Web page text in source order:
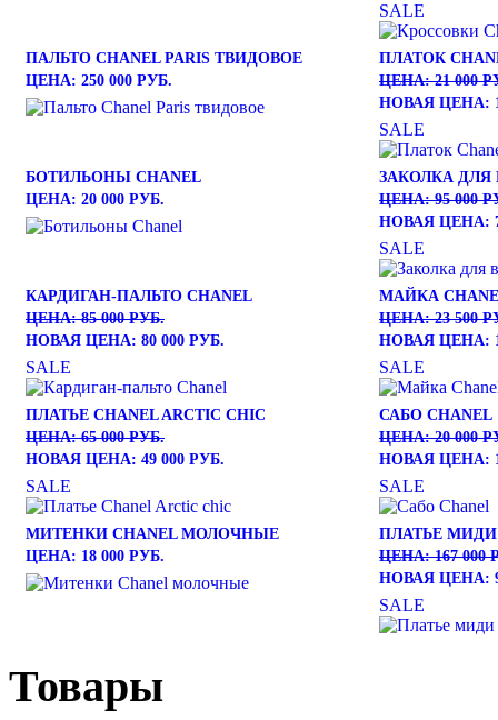
SALE
ПАЛЬТО CHANEL PARIS ТВИДОВОЕ
ЦЕНА: 250 000 РУБ.
ПЛАТОК
ЦЕНА: 21 000
НОВАЯ ЦЕНА:
SALE
БОТИЛЬОНЫ CHANEL
ЦЕНА: 20 000 РУБ.
ЗАКОЛКА ДЛЯ
ЦЕНА: 95 000
НОВАЯ ЦЕНА:
SALE
КАРДИГАН-ПАЛЬТО CHANEL
ЦЕНА: 85 000 РУБ.
НОВАЯ ЦЕНА: 80 000 РУБ.
SALE
МАЙКА
ЦЕНА: 23 500
НОВАЯ ЦЕНА:
SALE
ПЛАТЬЕ CHANEL ARCTIC CHIC
ЦЕНА: 65 000 РУБ.
НОВАЯ ЦЕНА: 49 000 РУБ.
SALE
САБО CHANEL
ЦЕНА: 20 000
НОВАЯ ЦЕНА:
SALE
МИТЕНКИ CHANEL МОЛОЧНЫЕ
ЦЕНА: 18 000 РУБ.
ПЛАТЬЕ МИДИ
ЦЕНА: 167 000
НОВАЯ ЦЕНА:
SALE
Товары